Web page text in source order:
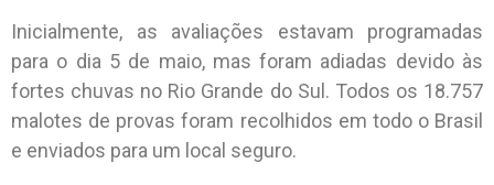
Inicialmente, as avaliações estavam programadas
para o dia 5 de maio, mas foram adiadas devido às
fortes chuvas no Rio Grande do Sul. Todos os 18.757
malotes de provas foram recolhidos em todo o Brasil
e enviados para um local seguro.